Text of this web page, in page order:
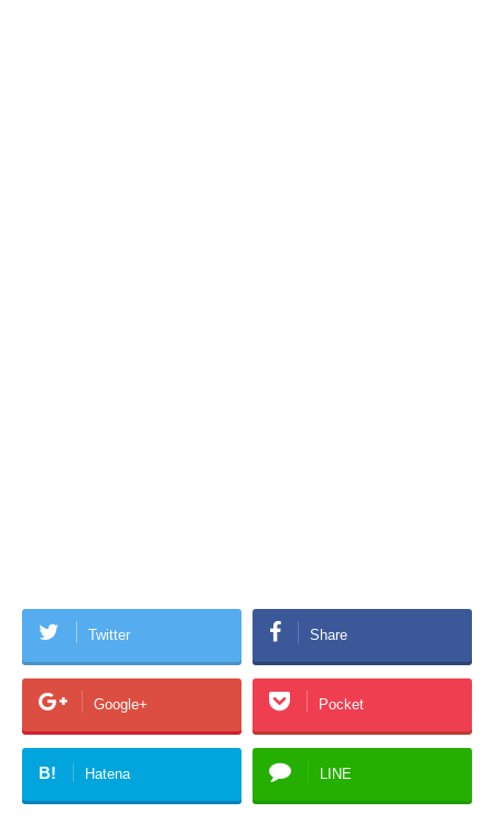
Twitter Share
Google+ Pocket
B! Hatena LINE